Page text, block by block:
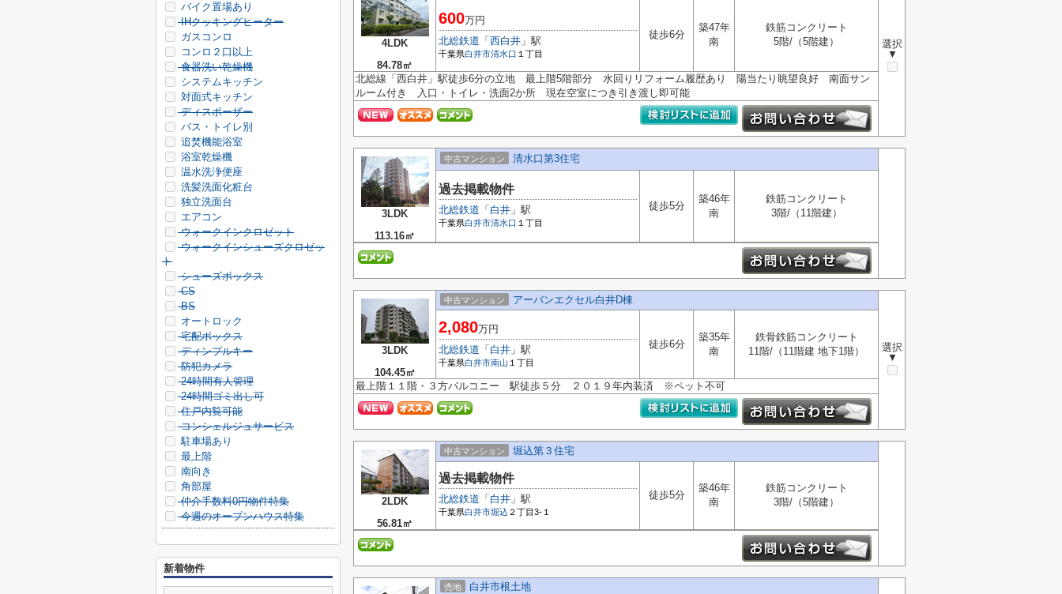
4LDK
84.78㎡
選択
▼
600万円
北総鉄道 「 西白井 」駅
千葉県白井市清水口 １丁目
徒歩6分
築47年
南
鉄筋コンクリート
5階/（5階建）
北総線「西白井」駅徒歩6分の立地 最上階5階部分 水回りリフォーム履歴あり 陽当たり眺望良好 南面サン
ルーム付き 入口・トイレ・洗面2か所 現在空室につき引き渡し即可能
3LDK
113.16㎡
中古マンション 清水口第3住宅
過去掲載物件
北総鉄道 「 白井 」駅
千葉県白井市清水口 １丁目
徒歩5分
築46年
南
鉄筋コンクリート
3階/（11階建）
3LDK
104.45㎡
中古マンション アーバンエクセル白井D棟
選択
▼
2,080万円
北総鉄道 「 白井 」駅
千葉県白井市南山 １丁目
徒歩6分
築35年
南
鉄骨鉄筋コンクリート
11階/（11階建 地下1階）
最上階１１階・３方バルコニー 駅徒歩５分 ２０１９年内装済 ※ペット不可
2LDK
56.81㎡
中古マンション 堀込第３住宅
過去掲載物件
北総鉄道 「 白井 」駅
千葉県白井市堀込 ２丁目3-１
徒歩5分
築46年
南
鉄筋コンクリート
3階/（5階建）
売地 白井市根土地
バイク置場あり
IHクッキングヒーター
ガスコンロ
コンロ２口以上
食器洗い乾燥機
システムキッチン
対面式キッチン
ディスポーザー
バス・トイレ別
追焚機能浴室
浴室乾燥機
温水洗浄便座
洗髪洗面化粧台
独立洗面台
エアコン
ウォークインクロゼット
ウォークインシューズクロゼッ
ト
シューズボックス
CS
BS
オートロック
宅配ボックス
ディンプルキー
防犯カメラ
24時間有人管理
24時間ゴミ出し可
住戸内覧可能
コンシェルジュサービス
駐車場あり
最上階
南向き
角部屋
仲介手数料0円物件特集
今週のオープンハウス特集
新着物件